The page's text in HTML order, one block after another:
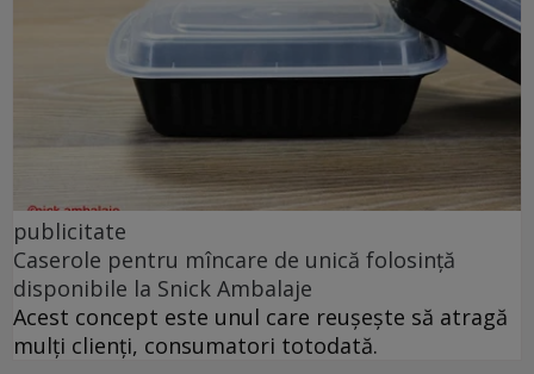
publicitate
Caserole pentru mîncare de unică folosință
disponibile la Snick Ambalaje
Acest concept este unul care reușește să atragă
mulți clienți, consumatori totodată.